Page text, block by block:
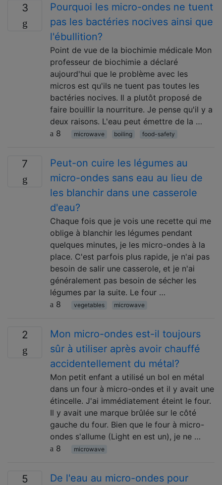
3
Pourquoi les micro-ondes ne tuent
pas les bactéries nocives ainsi que
l'ébullition?
Point de vue de la biochimie médicale Mon
professeur de biochimie a déclaré
aujourd'hui que le problème avec les
micros est qu'ils ne tuent pas toutes les
bactéries nocives. Il a plutôt proposé de
faire bouillir la nourriture. Je pense qu'il y a
deux raisons. L'eau peut émettre de la …
8
microwave boiling food-safety
7
Peut-on cuire les légumes au
micro-ondes sans eau au lieu de
les blanchir dans une casserole
d'eau?
Chaque fois que je vois une recette qui me
oblige à blanchir les légumes pendant
quelques minutes, je les micro-ondes à la
place. C'est parfois plus rapide, je n'ai pas
besoin de salir une casserole, et je n'ai
généralement pas besoin de sécher les
légumes par la suite. Le four …
8
vegetables microwave
2
Mon micro-ondes est-il toujours
sûr à utiliser après avoir chauffé
accidentellement du métal?
Mon petit enfant a utilisé un bol en métal
dans un four à micro-ondes et il y avait une
étincelle. J'ai immédiatement éteint le four.
Il y avait une marque brûlée sur le côté
gauche du four. Bien que le four à micro-
ondes s'allume (Light en est un), je ne …
8
microwave
5
De l'eau au micro-ondes pour